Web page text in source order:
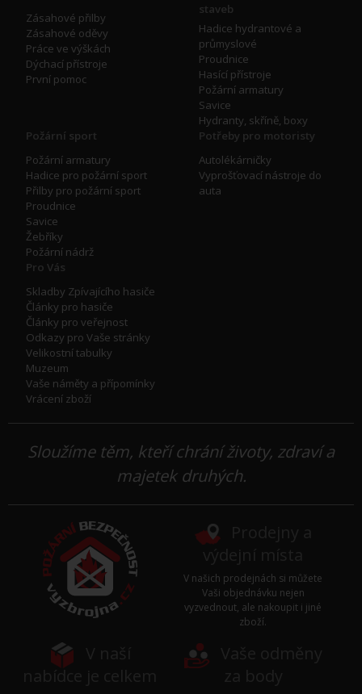
Zásahové přilby
Zásahové oděvy
Práce ve výškách
Dýchací přístroje
První pomoc
staveb
Hadice hydrantové a
průmyslové
Proudnice
Hasící přístroje
Požární armatury
Savice
Hydranty, skříně, boxy
Požární sport
Požární armatury
Hadice pro požární sport
Přilby pro požární sport
Proudnice
Savice
Žebříky
Požární nádrž
Potřeby pro motoristy
Autolékárničky
Vyprošťovací nástroje do
auta
Pro Vás
Skladby Zpívajícího hasiče
Články pro hasiče
Články pro veřejnost
Odkazy pro Vaše stránky
Velikostní tabulky
Muzeum
Vaše náměty a přípomínky
Vrácení zboží
Sloužíme těm, kteří chrání životy, zdraví a
majetek druhých.
V našich prodejnách si můžete
Vaši objednávku nejen
vyzvednout, ale nakoupit i jiné
zboží.